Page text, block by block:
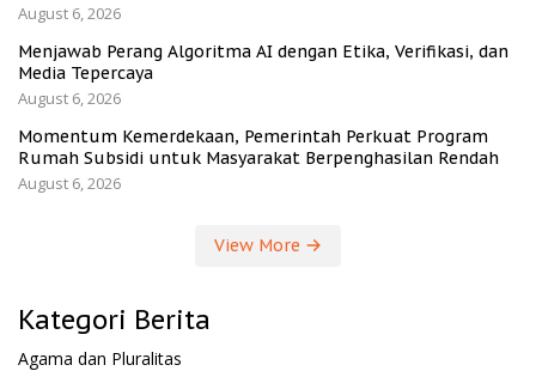
August 6, 2026
Menjawab Perang Algoritma AI dengan Etika, Verifikasi, dan
Media Tepercaya
August 6, 2026
Momentum Kemerdekaan, Pemerintah Perkuat Program
Rumah Subsidi untuk Masyarakat Berpenghasilan Rendah
August 6, 2026
View More
Kategori Berita
Agama dan Pluralitas